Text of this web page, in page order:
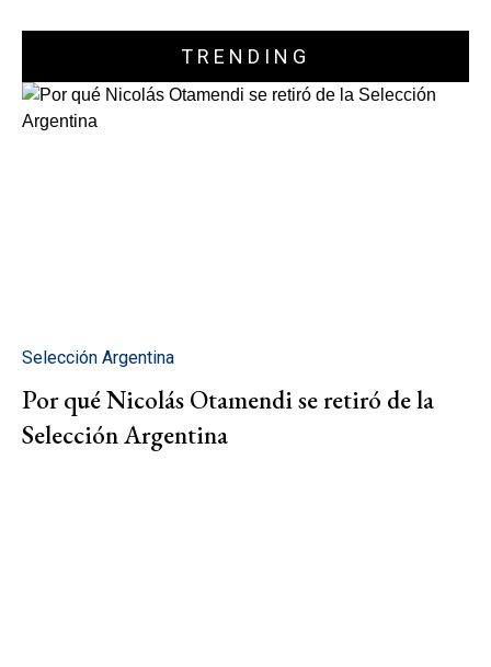
TRENDING
Selección Argentina
Por qué Nicolás Otamendi se retiró de la
Selección Argentina